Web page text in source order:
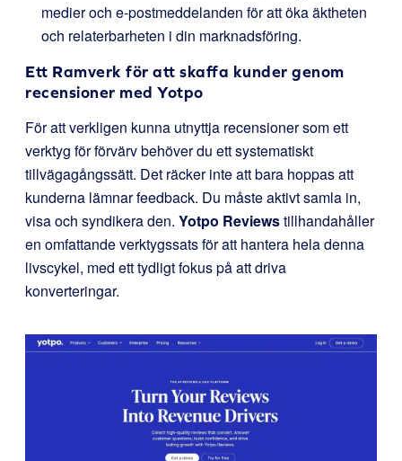
medier och e-postmeddelanden för att öka äktheten
och relaterbarheten i din marknadsföring.
Ett Ramverk för att skaffa kunder genom
recensioner med Yotpo
För att verkligen kunna utnyttja recensioner som ett
verktyg för förvärv behöver du ett systematiskt
tillvägagångssätt. Det räcker inte att bara hoppas att
kunderna lämnar feedback. Du måste aktivt samla in,
visa och syndikera den. Yotpo Reviewstillhandahåller
en omfattande verktygssats för att hantera hela denna
livscykel, med ett tydligt fokus på att driva
konverteringar.